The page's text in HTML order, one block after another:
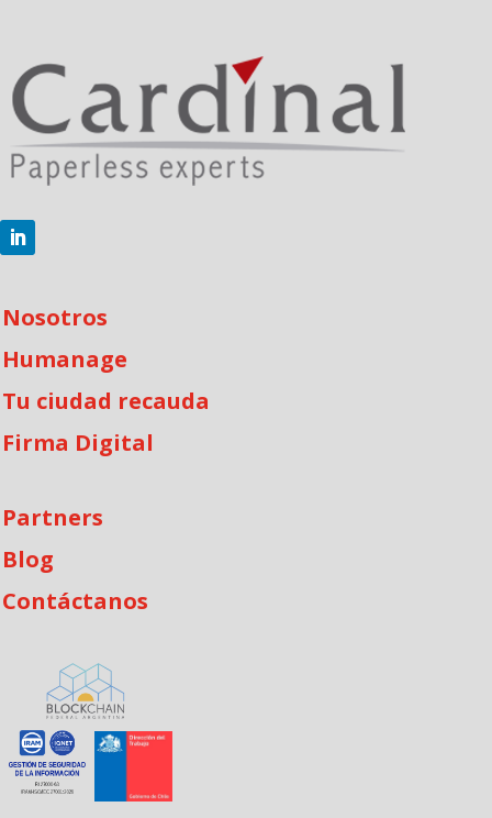
Nosotros
Humanage
Tu ciudad recauda
Firma Digital
Partners
Blog
Contáctanos